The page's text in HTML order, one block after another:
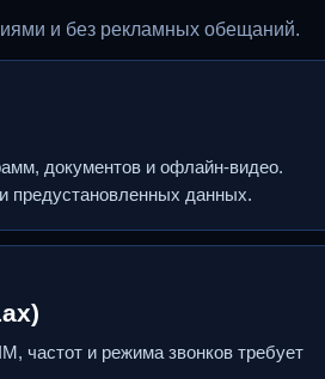
и без рекламных обещаний.
документов и офлайн-видео.
предустановленных данных.
частот и режима звонков требует